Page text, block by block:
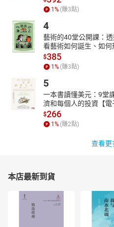
1 % (賺3點)
4
藝術的40堂公開課：
看藝術如何誕生、如何
$385
1 % (賺3點)
5
一本書讀懂美元：9堂
濟和每個人的投資【電
$266
1 % (賺2點)
查看更
本店最新到貨